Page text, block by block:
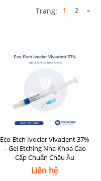
Trang: 1 2 »
Eco-Etch Ivoclar Vivadent 37%
– Gel Etching Nha Khoa Cao
Cấp Chuẩn Châu Âu
Liên hệ